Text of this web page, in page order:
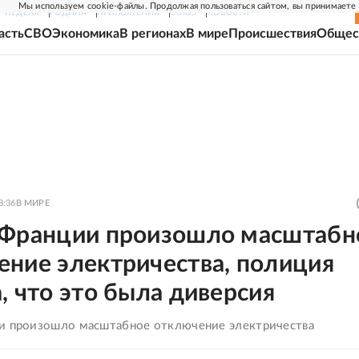
Мы используем cookie-файлы. Продолжая пользоваться сайтом, вы принимаете
НЕДЕЛЯ РОДИНА ПРИЛОЖЕНИЯ СОЮЗ НОВОСТИ
СВОЭкономикаВ регионахВ мире Происшествия
В МИРЕ
произошло
электричества, полиция
что это была диверсия
произошло масштабное отключение электричества